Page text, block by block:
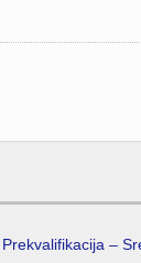
Prekvalifikacija –